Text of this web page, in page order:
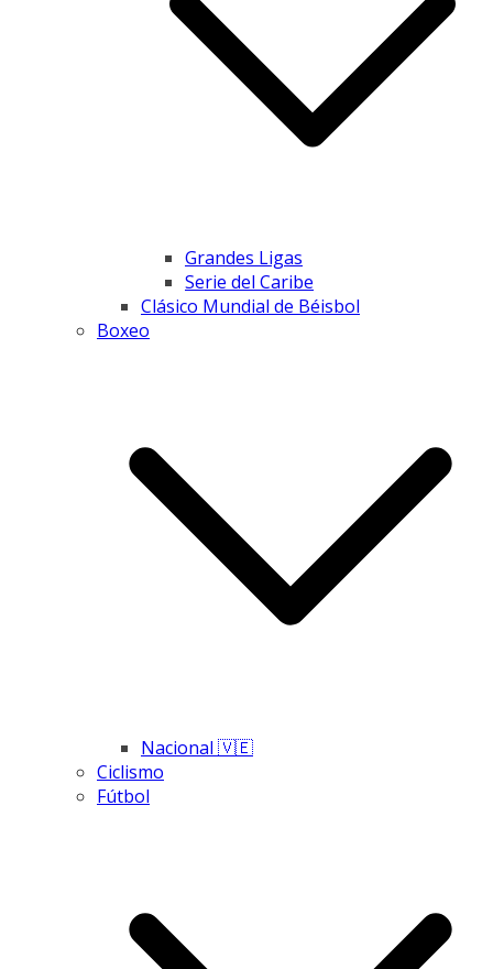
Grandes Ligas
Serie del Caribe
Clásico Mundial de Béisbol
Boxeo
Nacional 🇻🇪
Ciclismo
Fútbol